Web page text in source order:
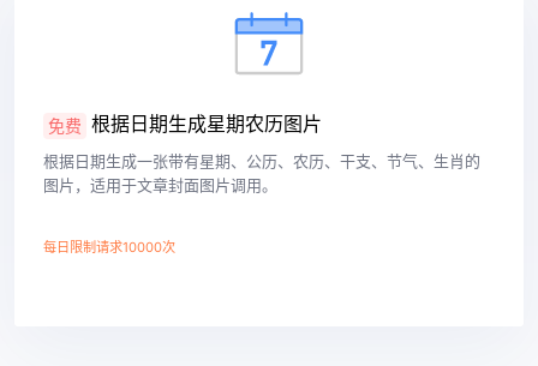
免费 根据日期生成星期农历图片
根据日期生成一张带有星期、公历、农历、干支、节气、生肖的
图片，适用于文章封面图片调用。
每日限制请求10000次